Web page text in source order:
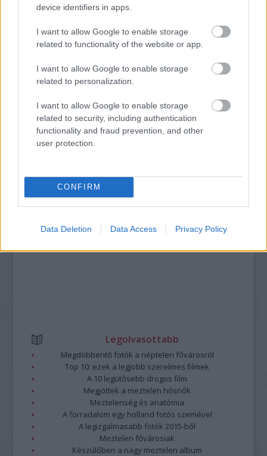
device identifiers in apps.
I want to allow Google to enable storage
related to functionality of the website or app.
I want to allow Google to enable storage
related to personalization.
I want to allow Google to enable storage
related to security, including authentication
functionality and fraud prevention, and other
user protection.
CONFIRM
Data Deletion Data Access Privacy Policy
FEST
Kommentek:
A hozzászólások avonatkozó jogszabályok
minősülnek, értük aszolgáltatás technikaiüzemeltetője semmilyen felelősséget
Részletek a Felhasználási feltételekbenés azadatvédelmi tájékoztatóban
Legolvasottabb
Megdöbbentő fotók a néptelen fővárosról
Top 10: ezek a legjobb szerelmes filmek
A 10 legütősebb drogos film
Megjöttek a meztelen hősnők
Meztelenség és anatómia
A forradalom egy holland fotós szemével
A legizgalmasabb fotók 2015-ből
Meztelen fővárosiak
Készülőben a nagy meztelen album